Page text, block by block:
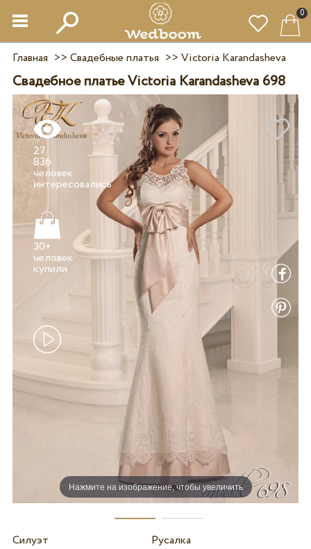
0
Главная >> Свадебные платья >> Victoria Karandasheva
Свадебное платье Victoria Karandasheva 698
Нажмите на изображение, чтобы увеличить
27
836
человек
интересовались
30+
человек
Силуэт
Русалка